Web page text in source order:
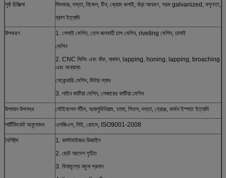
পৃষ্ঠ চিকিত্সা
সিলভার, দস্তা, নিকেল, টিন, ক্রোম কলাই, গুঁড়া আবরণ, গরম galvanized, মসৃণতা,
ব্রাশ ইত্যাদি
উপকরণ
1. সেলাই মেশিন, তেল জলবাহী চাপ মেশিন, riveting মেশিন, ঢালাই
মেশিন
2. CNC মিলিং এবং বাঁক, নাকাল, lapping, honing, lapping, broaching
এবং অন্যান্য
সেকেন্ডারি মেশিন, মিটার ল্যাধ
3. লাইন কাটিয়া মেশিন, লেজারের কাটিয়া মেশিন
উপাদান উপলব্ধ স্টেইনলেস স্টীল, অ্যালুমিনিয়াম, তামা, পিতল, দস্তা, ব্রোঞ্জ, কার্বন ইস্পাত ইত্যাদি
সার্টিফিকেট অনুমোদন এসজিএস, সিই, রোহস, ISO9001-2008
বৈশিষ্ট্য
1. কাস্টমাইজড ডিজাইন
2. ছোট আদেশ গৃহীত
3. বিনামূল্যে নমুনা প্রদান